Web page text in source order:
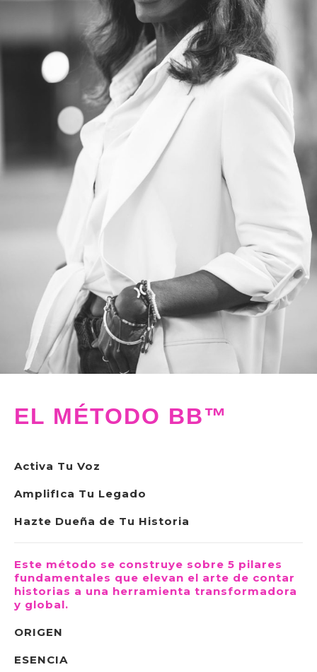
EL MÉTODO BB™
Activa Tu Voz
AmplifIca Tu Legado
Hazte Dueña de Tu Historia
Este método se construye sobre 5 pilares
fundamentales que elevan el arte de contar
historias a una herramienta transformadora
y global.
ORIGEN
ESENCIA